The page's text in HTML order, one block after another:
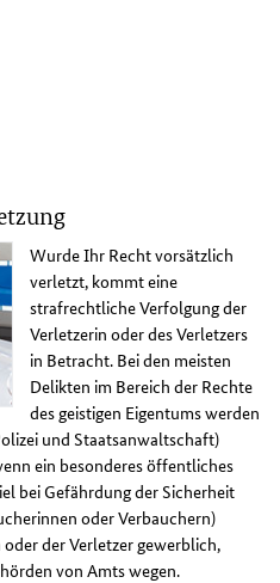
Wurde Ihr Recht vorsätzlich
verletzt, kommt eine
strafrechtliche Verfolgung der
Verletzerin oder des Verletzers
in Betracht. Bei den meisten
Delikten im Bereich der Rechte
des geistigen Eigentums werden
und Staatsanwaltschaft)
ein besonderes öffentliches
bei Gefährdung der Sicherheit
oder Verbauchern)
der Verletzer gewerblich,
von Amts wegen.